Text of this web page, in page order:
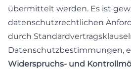
übermittelt werden. Es ist
datenschutzrechtlichen
durch
Datenschutzbestimmungen,
Widerspruchs- und